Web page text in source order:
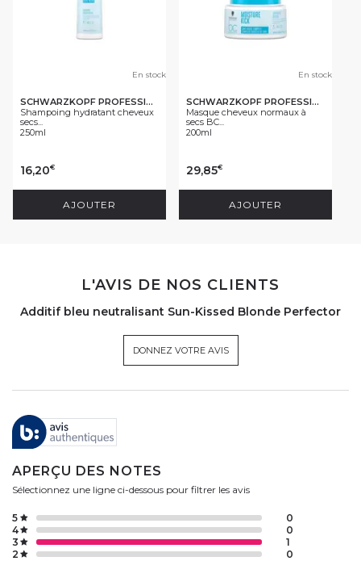
En stock
SCHWARZKOPF PROFESSIONAL
Shampoing hydratant cheveux
secs...
250ml
16,20€
AJOUTER
En stock
SCHWARZKOPF PROFESSIONAL
Masque cheveux normaux à
secs BC...
200ml
29,85€
AJOUTER
L'AVIS DE NOS CLIENTS
Additif bleu neutralisant Sun-Kissed Blonde Perfector
DONNEZ VOTRE AVIS
APERÇU DES NOTES
Sélectionnez une ligne ci-dessous pour filtrer les avis
2 0
3 1
4 0
5 0